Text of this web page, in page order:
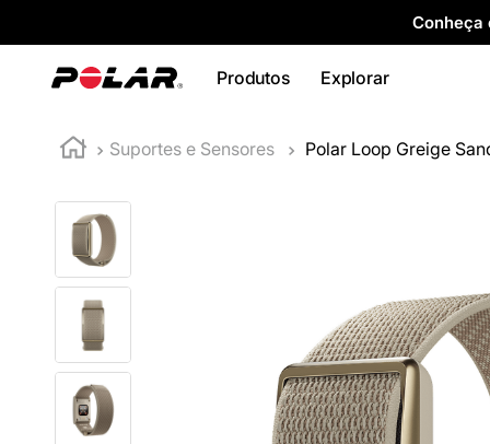
Conheça
Produtos Explorar
Suportes e Sensores Polar Loop Greige